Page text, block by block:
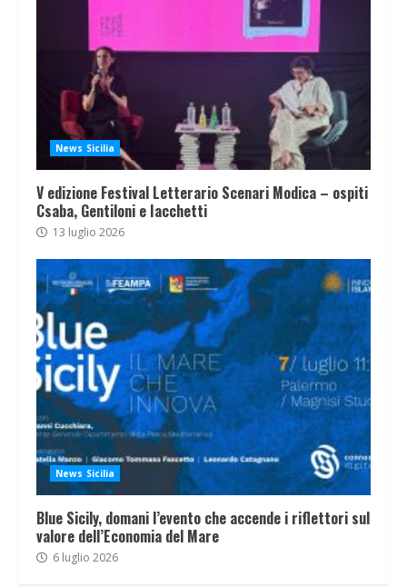
News Sicilia
V edizione Festival Letterario Scenari Modica – ospiti
Csaba, Gentiloni e Iacchetti
13 luglio 2026
News Sicilia
Blue Sicily, domani l’evento che accende i riflettori sul
valore dell’Economia del Mare
6 luglio 2026